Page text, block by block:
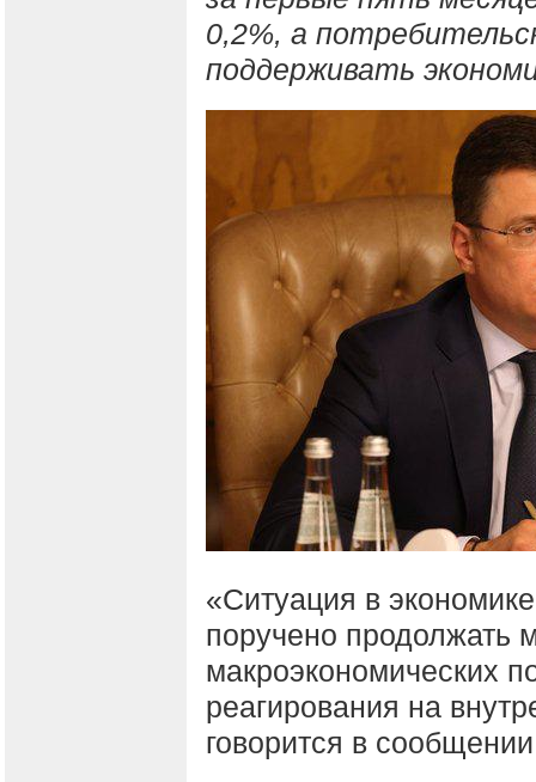
0,2%, а
поддерживать
«Ситуация в
поручено продолжать
макроэкономических
реагирования на
говорится в